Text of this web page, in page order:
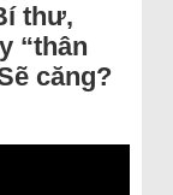
thư,
“thân
căng?